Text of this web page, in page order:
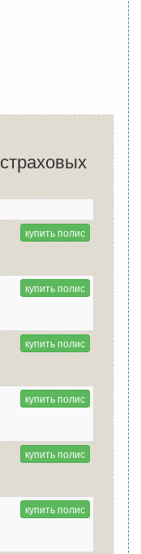
купить полис
купить полис
купить полис
купить полис
купить полис
купить полис